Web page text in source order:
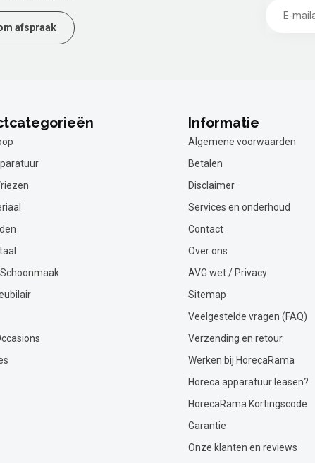
afspraak
Informatie
Algemene voorwaarden
Betalen
Disclaimer
Services en onderhoud
Contact
Over ons
AVG wet / Privacy
Sitemap
Veelgestelde vragen (FAQ)
Verzending en retour
Werken bij HorecaRama
Horeca apparatuur leasen?
HorecaRama Kortingscode
Garantie
Onze klanten en reviews